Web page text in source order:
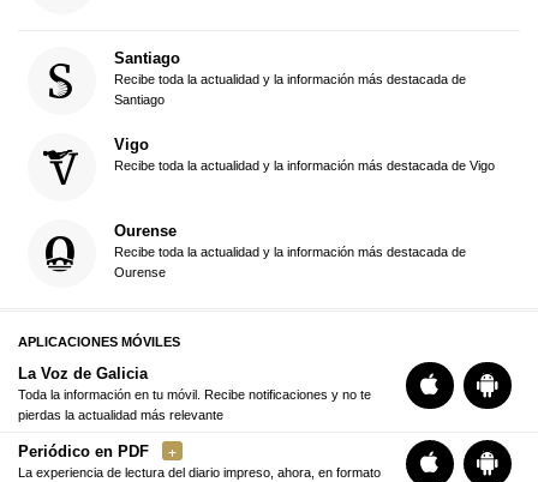
Santiago
Recibe toda la actualidad y la información más destacada de
Santiago
Vigo
Recibe toda la actualidad y la información más destacada de Vigo
Ourense
Recibe toda la actualidad y la información más destacada de
Ourense
APLICACIONES MÓVILES
La Voz de Galicia
Toda la información en tu móvil. Recibe notificaciones y no te
pierdas la actualidad más relevante
Periódico en PDF
La experiencia de lectura del diario impreso, ahora, en formato